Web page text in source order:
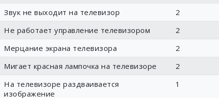
Звук не выходит на телевизор
2
Не работает управление телевизором
2
Мерцание экрана телевизора
2
Мигает красная лампочка на телевизоре
2
На телевизоре раздваивается
изображение
1